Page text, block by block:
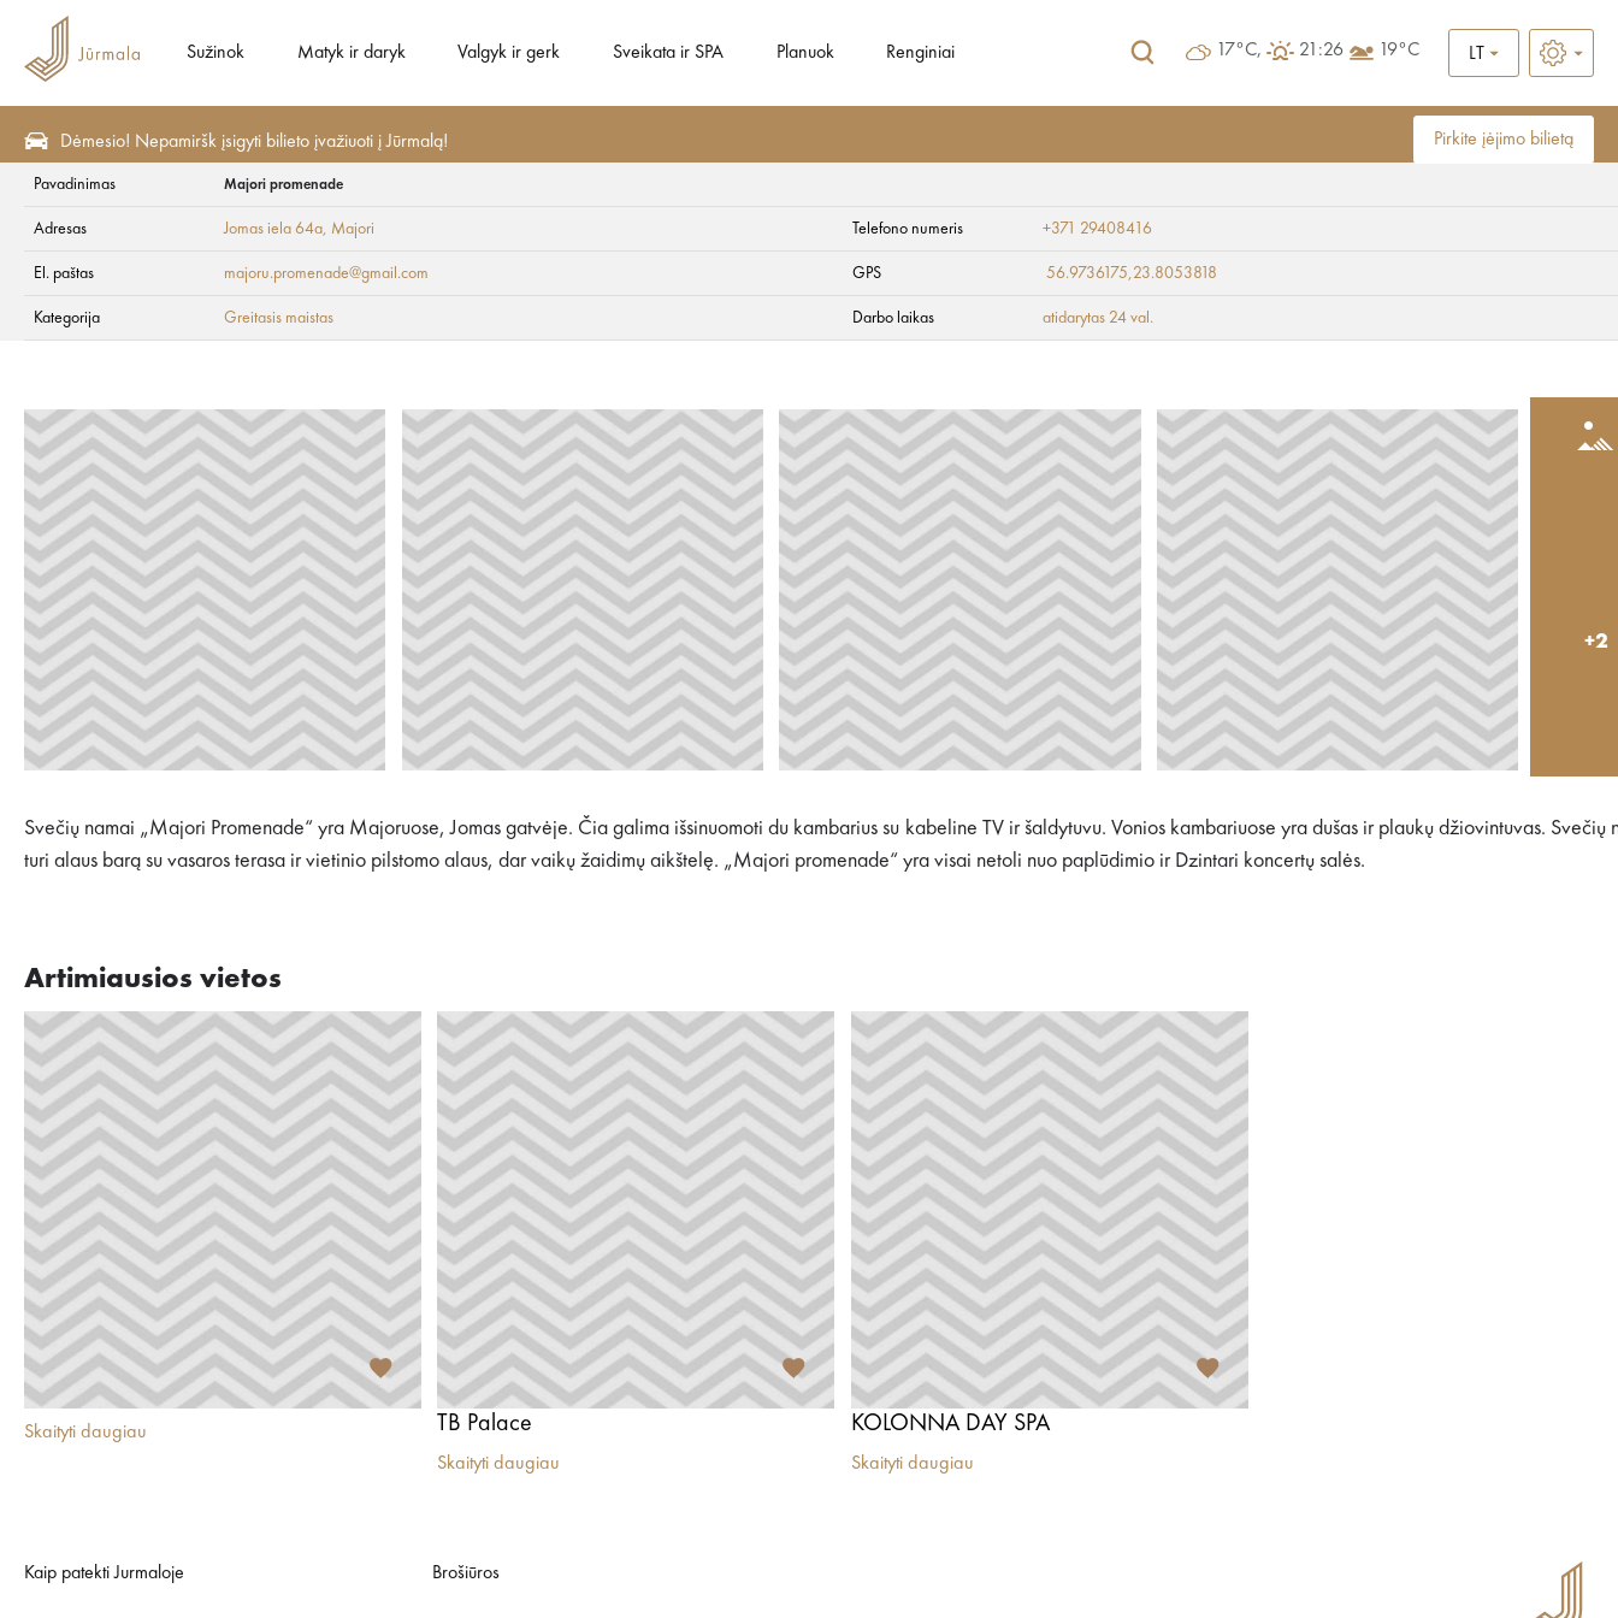
Sužinok Matyk ir daryk Valgyk ir gerk Sveikata ir SPA Planuok Renginiai 17°C, 21:26 19°C LT
Dėmesio! Nepamiršk įsigyti bilieto įvažiuoti į Jūrmalą! Pirkite įėjimo bilietą
Majori promenade
Pavadinimas Majori promenade
Adresas Jomas iela 64a, Majori Telefono numeris +371 29408416
El. paštas majoru.promenade@gmail.com GPS 56.9736175,23.8053818
Kategorija Greitasis maistas Darbo laikas atidarytas 24 val.
+2
Svečių namai „Majori Promenade“ yra Majoruose, Jomas gatvėje. Čia galima išsinuomoti du kambarius su kabeline TV ir šaldytuvu. Vonios kambariuose yra dušas ir plaukų džiovintuvas. Svečių
turi alaus barą su vasaros terasa ir vietinio pilstomo alaus, dar vaikų žaidimų aikštelę. „Majori promenade“ yra visai netoli nuo paplūdimio ir Dzintari koncertų salės.
Artimiausios vietos
Skaityti daugiau TB Palace
Skaityti daugiau
KOLONNA DAY SPA
Skaityti daugiau
Kaip patekti Jurmaloje Brošiūros